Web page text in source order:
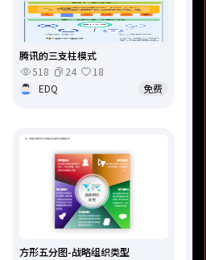
腾讯的三支柱模式
518
24
18
EDQ
免费
方形五分图-战略组织类型